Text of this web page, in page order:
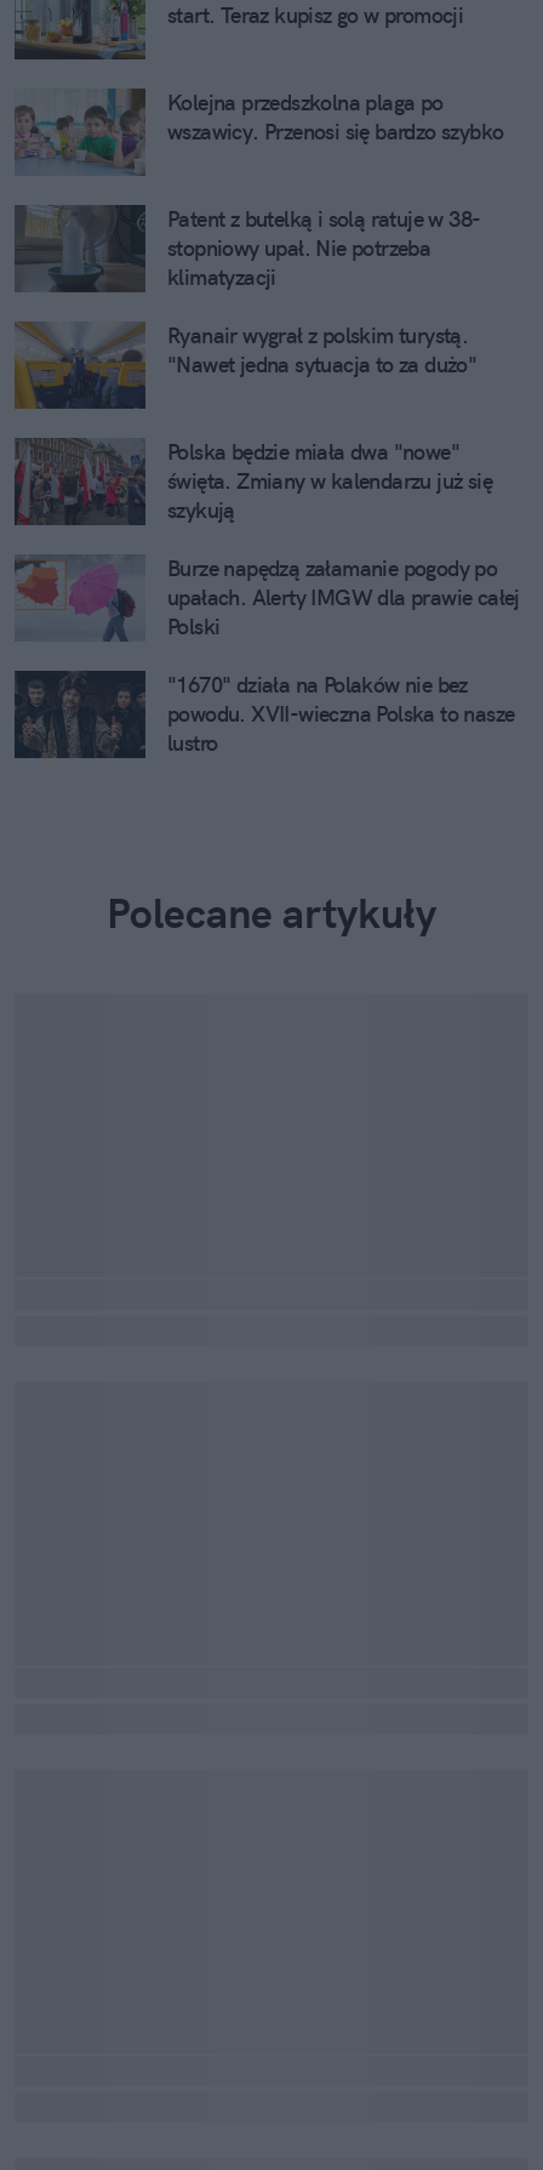
start. Teraz kupisz go w promocji
Kolejna przedszkolna plaga po
wszawicy. Przenosi się bardzo szybko
Patent z butelką i solą ratuje w 38-
stopniowy upał. Nie potrzeba
klimatyzacji
Ryanair wygrał z polskim turystą.
"Nawet jedna sytuacja to za dużo"
Polska będzie miała dwa "nowe"
święta. Zmiany w kalendarzu już się
szykują
Burze napędzą załamanie pogody po
upałach. Alerty IMGW dla prawie całej
Polski
"1670" działa na Polaków nie bez
powodu. XVII-wieczna Polska to nasze
lustro
Polecane artykuły